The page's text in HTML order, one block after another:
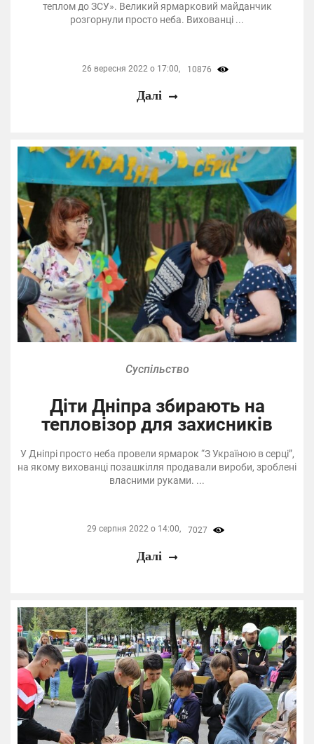
теплом до ЗСУ». Великий ярмарковий майданчик
розгорнули просто неба. Вихованці ...
26 вересня 2022 о 17:00, 10876
Далі
Суспільство
Діти Дніпра збирають на
тепловізор для захисників
У Дніпрі просто неба провели ярмарок “З Україною в серці”,
на якому вихованці позашкілля продавали вироби, зроблені
власними руками. ...
29 серпня 2022 о 14:00, 7027
Далі